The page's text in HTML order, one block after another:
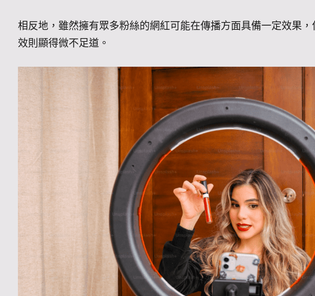
相反地，雖然擁有眾多粉絲的網紅可能在傳播方面具備一定效果
效則顯得微不足道。